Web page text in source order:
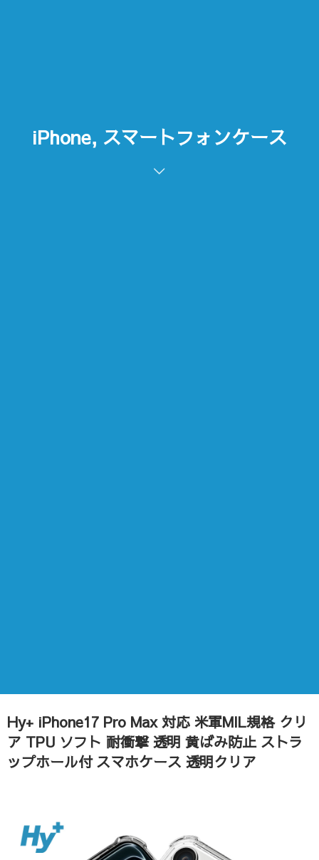
iPhone, スマートフォンケース
Hy+ iPhone17 Pro Max 対応 米軍MIL規格 クリ
ア TPU ソフト 耐衝撃 透明 黄ばみ防止 ストラ
ップホール付 スマホケース 透明クリア